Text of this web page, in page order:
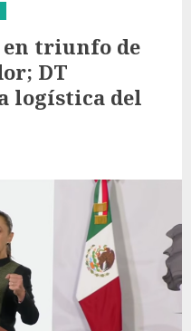
triunfo de
DT
logística del